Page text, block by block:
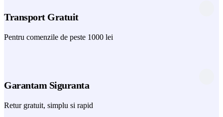
Transport Gratuit
Pentru comenzile de peste 1000 lei
Garantam Siguranta
Retur gratuit, simplu si rapid